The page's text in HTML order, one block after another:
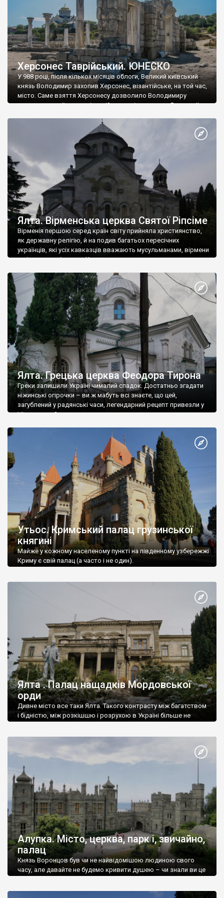
Херсонес Таврійський. ЮНЕСКО
У 988 році, після кількох місяців облоги, Великий київський
князь Володимир захопив Херсонес, візантійське, на той час,
місто. Саме взяття Херсонесу дозволило Володимиру
диктувати свої умови візантійському імператору Василю ІІ, та
Херсонесі Володимир-язичник, став Василем-християнином.
А потім було Хрещення Русі. На честь Херсонесу Таврійського
Ялта. Вірменська церква Святої Ріпсіме
Вірменія першою серед країн світу прийняла християнство,
як державну релігію, й на подив багатьох пересічних
українців, які усіх кавказців вважають мусульманами, вірмени
є відданими вірянами Христа
Ялта. Грецька церква Феодора Тирона
Греки залишили Україні чималий спадок. Достатньо згадати
ніжинські огірочки – ви ж мабуть всі знаєте, що цей,
загублений у радянські часи, легендарний рецепт привезли у
Ніжин греки?
Утьос. Кримський палац грузинської
княгині
Майже у кожному населеному пункті на південному узбережжі
Криму є свій палац (а часто і не один).
Ялта . Палац нащадків Мордовської
орди
Дивне місто все таки Ялта. Такого контрасту між багатством
і бідністю, між розкішшю і розрухою в Україні більше не
Алупка. Місто, церква, парк і, звичайно,
палац
Князь Воронцов був чи не найвідомішою людиною свого
часу, але давайте не будемо кривити душею – чи знали ви це